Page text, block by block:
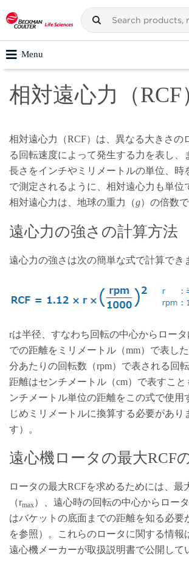
Menu
相対遠心力（RCF
相対遠心力（RCF）は、異なる大きさの
る回転速度によって発生する力を表し、
長さをインチやミリメートルの単位、時
で測定されるように、相対遠心力も単位
相対遠心力は、地球の重力（g）の倍数
遠心力の強さの計算方法
遠心力の強さは次の簡単な式で計算でき
rは半径、すなわち回転の中心からロータ
での距離をミリメートル（mm）で表し
分あたりの回転数（rpm）で表される回
距離はセンチメートル（cm）で表すこ
ンチメートル単位の距離をこの式で使用
じめミリメートルに換算する必要があり
す）。
遠心機ロータの最大RCF
ロータの最大RCFを求めるためには、最
（rmax）、遠心時の回転の中心からロー
はバケットの底面までの距離を知る必要
を参照）。これらのロータに関する情報
遠心機メーカーが取扱説明書で公開して